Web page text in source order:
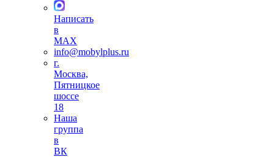
Написать
в
MAX
info@mobylplus.ru
г.
Москва,
Пятницкое
шоссе
18
Наша
группа
в
ВК